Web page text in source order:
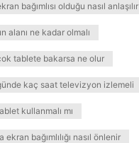
bağımlısı olduğu nasıl anlaşılır
alanı ne kadar olmalı
tablete bakarsa ne olur
kaç saat televizyon izlemeli
kullanmalı mı
bağımlılığı nasıl önlenir